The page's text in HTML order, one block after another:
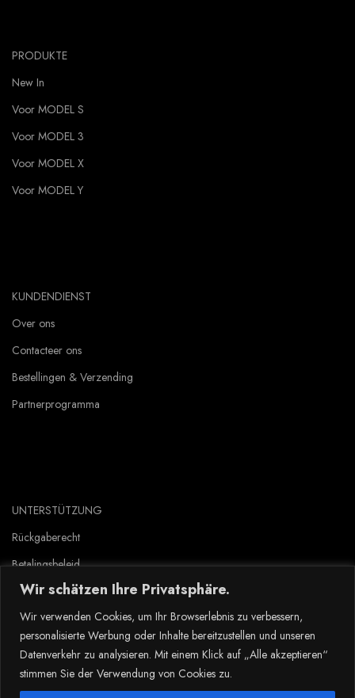
Wir schätzen Ihre Privatsphäre.
Wir verwenden Cookies, um Ihr Browserlebnis zu verbessern,
personalisierte Werbung oder Inhalte bereitzustellen und unseren
Datenverkehr zu analysieren. Mit einem Klick auf „Alle akzeptieren“
stimmen Sie der Verwendung von Cookies zu.
PRODUKTE
New In
Voor MODEL S
Voor MODEL 3
Voor MODEL X
Voor MODEL Y
KUNDENDIENST
Over ons
Contacteer ons
Bestellingen & Verzending
Partnerprogramma
UNTERSTÜTZUNG
Rückgaberecht
Betalingsbeleid
Privacyverklaring
Gebruiksvoorwaarden
Copyright © 2023 Tlyard de. all rights reserved.